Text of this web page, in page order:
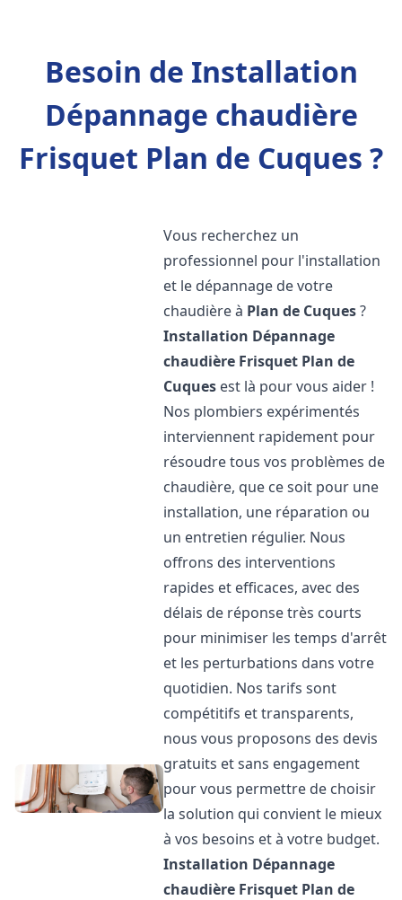
Besoin de Installation
Dépannage chaudière
Frisquet Plan de Cuques ?
Vous recherchez un
professionnel pour l'installation
et le dépannage de votre
chaudière à Plan de Cuques?
Installation Dépannage
chaudière Frisquet Plan de
Cuques est là pour vous aider !
Nos plombiers expérimentés
interviennent rapidement pour
résoudre tous vos problèmes de
chaudière, que ce soit pour une
installation, une réparation ou
un entretien régulier. Nous
offrons des interventions
rapides et efficaces, avec des
délais de réponse très courts
pour minimiser les temps d'arrêt
et les perturbations dans votre
quotidien. Nos tarifs sont
compétitifs et transparents,
nous vous proposons des devis
gratuits et sans engagement
pour vous permettre de choisir
la solution qui convient le mieux
à vos besoins et à votre budget.
Installation Dépannage
chaudière Frisquet Plan de